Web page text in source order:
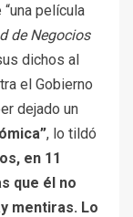
película
de Negocios
dichos al
el Gobierno
dejado un
, lo tildó
en 11
que él no
mentiras. Lo